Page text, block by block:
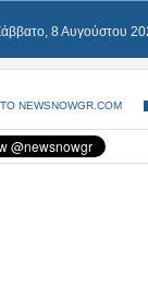
8 Αυγούστου
NEWSNOWGR.COM